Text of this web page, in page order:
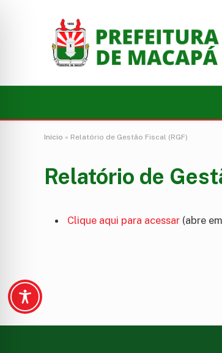
Início » Relatório de Gestão Fiscal (RGF)
Relatório de
Clique aqui para acessar (abre